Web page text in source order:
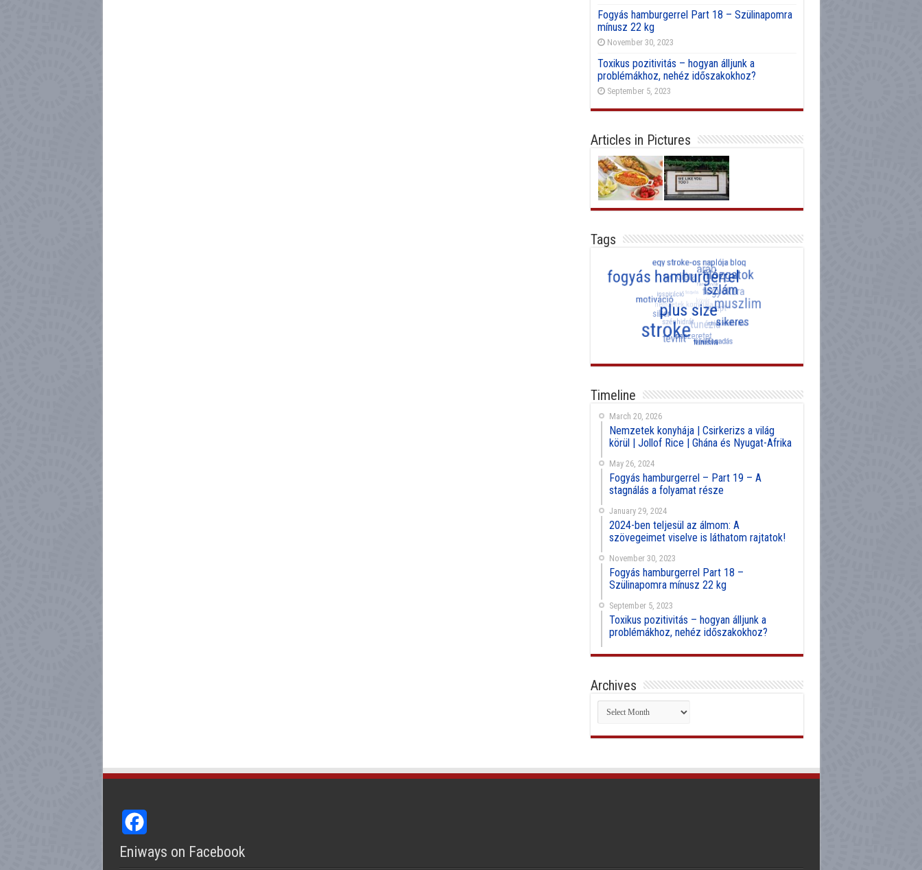
Fogyás hamburgerrel Part 18 – Szülinapomra
mínusz 22 kg
November 30, 2023
Toxikus pozitivitás – hogyan álljunk a
problémákhoz, nehéz időszakokhoz?
September 5, 2023
Articles in Pictures
Tags
Timeline
March 20, 2026
Nemzetek konyhája | Csirkerizs a világ
körül | Jollof Rice | Ghána és Nyugat-Afrika
May 26, 2024
Fogyás hamburgerrel – Part 19 – A
stagnálás a folyamat része
January 29, 2024
2024-ben teljesül az álmom: A
szövegeimet viselve is láthatom rajtatok!
November 30, 2023
Fogyás hamburgerrel Part 18 –
Szülinapomra mínusz 22 kg
September 5, 2023
Toxikus pozitivitás – hogyan álljunk a
problémákhoz, nehéz időszakokhoz?
Archives
Archives
Eniways on Facebook